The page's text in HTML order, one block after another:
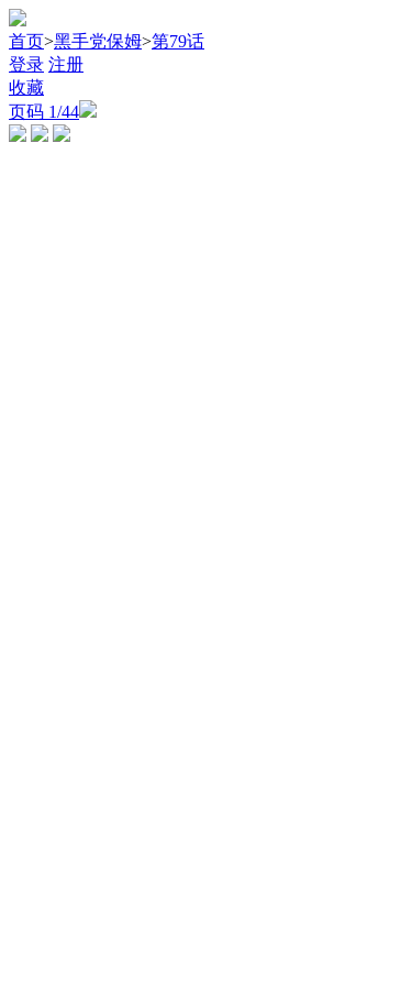
首页>黑手党保姆>第79话
登录 注册
收藏
页码 1/44